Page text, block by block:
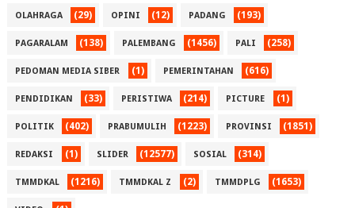
OLAHRAGA (29) OPINI (12) PADANG (193)
PAGARALAM (138) PALEMBANG (1456) PALI (258)
PEDOMAN MEDIA SIBER (1) PEMERINTAHAN (616)
PENDIDIKAN (33) PERISTIWA (214) PICTURE (1)
POLITIK (402) PRABUMULIH (1223) PROVINSI (1851)
REDAKSI (1) SLIDER (12577) SOSIAL (314)
TMMDKAL (1216) TMMDKAL Z (2) TMMDPLG (1653)